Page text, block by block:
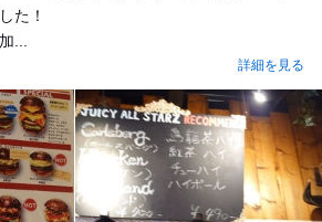
た！
...
詳細を見る